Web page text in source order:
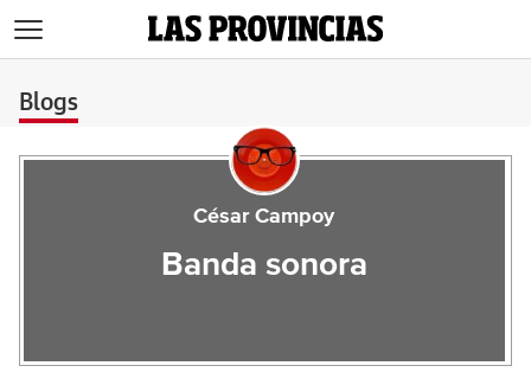
Blogs
César Campoy
Banda sonora